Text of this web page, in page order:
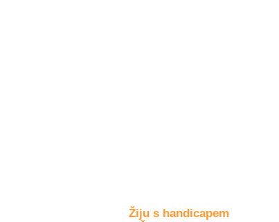
Žiju s handicapem